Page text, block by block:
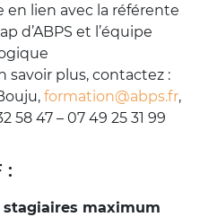
en lien avec la référente
d’ABPS et l’équipe
savoir plus, contactez :
formation@abps.fr,
58 47 – 07 49 25 31 99
:
stagiaires maximum